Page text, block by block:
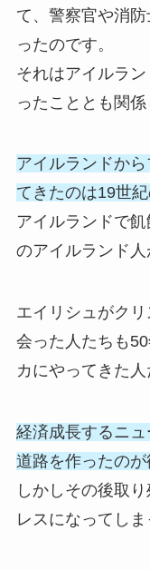
て、警察官や消
ったのです。
それはアイルラ
ったこととも関係
アイルランドか
てきたのは19世紀
アイルランドで
のアイルランド人
エイリシュがク
会った人たちも
カにやってきた人
経済成長するニ
道路を作ったのが
しかしその後取
レスになってしま